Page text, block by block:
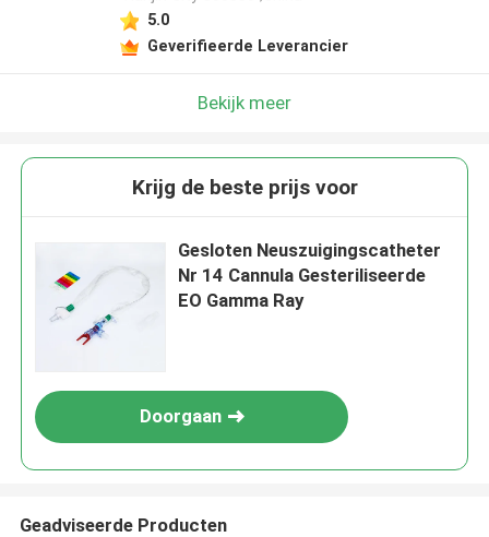
5.0
Geverifieerde Leverancier
Bekijk meer
Krijg de beste prijs voor
Gesloten Neuszuigingscatheter
Nr 14 Cannula Gesteriliseerde
EO Gamma Ray
Doorgaan
Geadviseerde Producten